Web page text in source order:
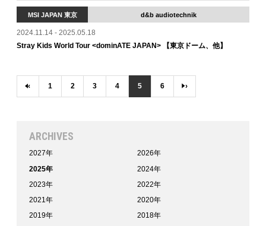
MSI JAPAN 東京 d&b audiotechnik
2024.11.14 - 2025.05.18
Stray Kids World Tour <dominATE JAPAN> 【東京ドーム、他】
‹ 1 2 3 4 5 6 ›
ARCHIVES
2027年
2026年
2025年
2024年
2023年
2022年
2021年
2020年
2019年
2018年